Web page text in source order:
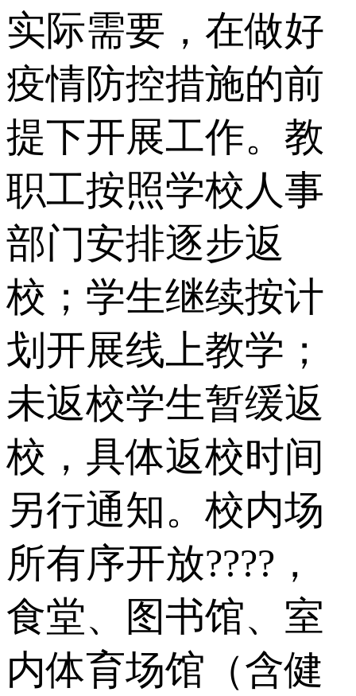
实际需要，在做好
疫情防控措施的前
提下开展工作。教
职工按照学校人事
部门安排逐步返
校；学生继续按计
划开展线上教学；
未返校学生暂缓返
校，具体返校时间
另行通知。校内场
所有序开放????，
食堂、图书馆、室
内体育场馆（含健